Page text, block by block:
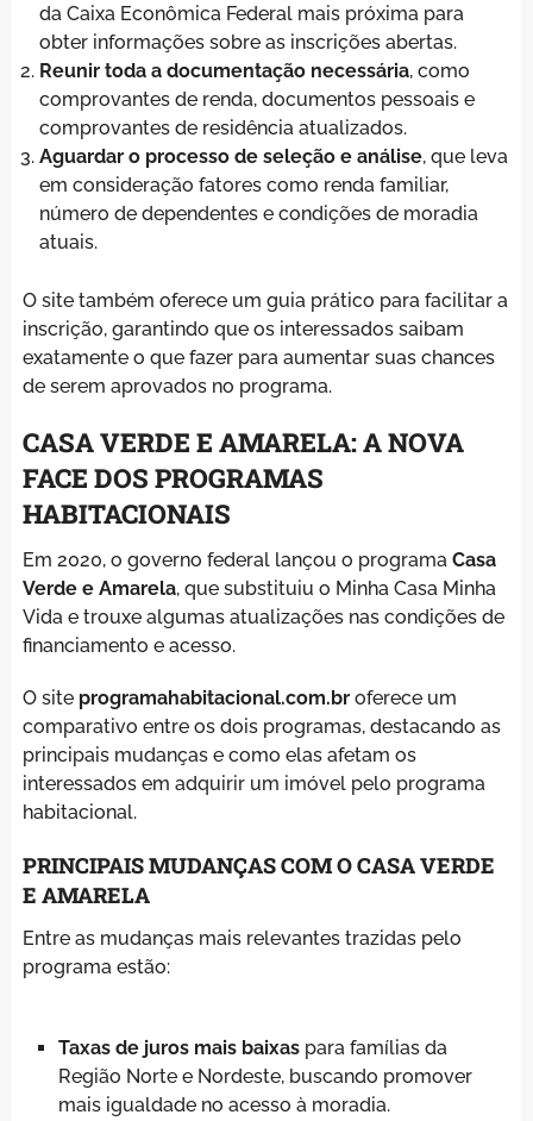
da Caixa Econômica Federal mais próxima para
obter informações sobre as inscrições abertas.
Reunir toda a documentação necessária, como
comprovantes de renda, documentos pessoais e
comprovantes de residência atualizados.
Aguardar o processo de seleção e análise, que leva
em consideração fatores como renda familiar,
número de dependentes e condições de moradia
atuais.
O site também oferece um guia prático para facilitar a
inscrição, garantindo que os interessados saibam
exatamente o que fazer para aumentar suas chances
de serem aprovados no programa.
CASA VERDE E AMARELA: A NOVA
FACE DOS PROGRAMAS
HABITACIONAIS
Em 2020, o governo federal lançou o programa Casa
Verde e Amarela, que substituiu o Minha Casa Minha
Vida e trouxe algumas atualizações nas condições de
financiamento e acesso.
O site programahabitacional.com.broferece um
comparativo entre os dois programas, destacando as
principais mudanças e como elas afetam os
interessados em adquirir um imóvel pelo programa
habitacional.
PRINCIPAIS MUDANÇAS COM O CASA VERDE
E AMARELA
Entre as mudanças mais relevantes trazidas pelo
programa estão:
Taxas de juros mais baixaspara famílias da
Região Norte e Nordeste, buscando promover
mais igualdade no acesso à moradia.